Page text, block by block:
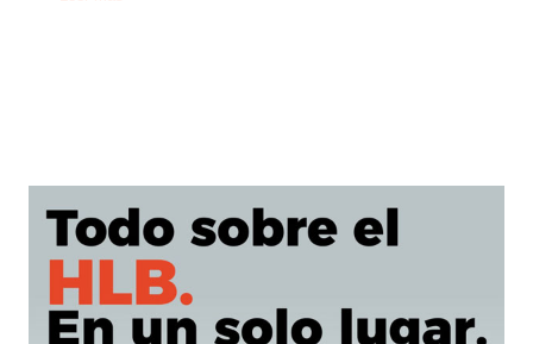
TNFC
y
nombra
a
sus
directivos
en